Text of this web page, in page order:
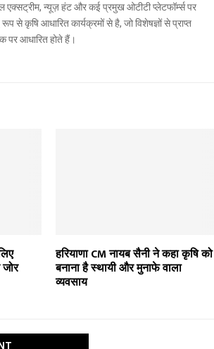
न्यूज़ हंट और कई प्रमुख ओटीटी प्लेटफॉर्म्स पर
से कृषि आधारित कार्यक्रमों से है, जो विशेषज्ञों से प्राप्त
पर आधारित होते हैं।
हरियाणा CM नायब सैनी ने कहा कृषि को
बनाना है स्थायी और मुनाफे वाला
व्यवसाय